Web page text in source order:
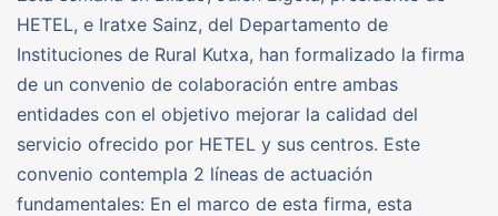
HETEL, e Iratxe Sainz, del Departamento de
Instituciones de Rural Kutxa, han formalizado la firma
de un convenio de colaboración entre ambas
entidades con el objetivo mejorar la calidad del
servicio ofrecido por HETEL y sus centros. Este
convenio contempla 2 líneas de actuación
fundamentales: En el marco de esta firma, esta